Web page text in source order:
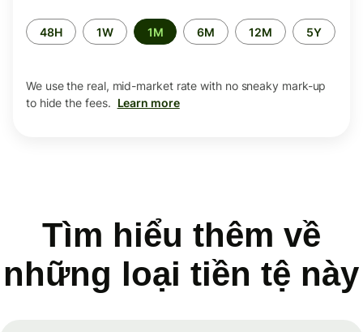
Time
period
48H 1W 1M 6M 12M 5Y
We use the real, mid-market rate with no sneaky mark-up
to hide the fees. Learn more
Tìm hiểu thêm về
những loại tiền tệ này